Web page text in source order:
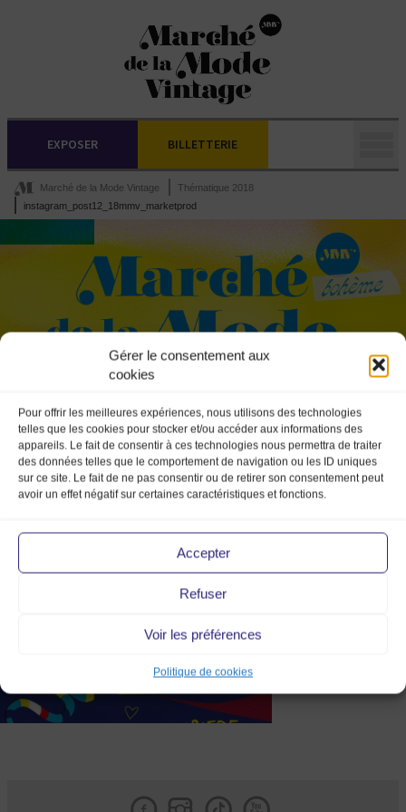
Gérer le consentement aux
cookies
Pour offrir les meilleures expériences, nous utilisons des technologies
telles que les cookies pour stocker et/ou accéder aux informations des
appareils. Le fait de consentir à ces technologies nous permettra de traiter
des données telles que le comportement de navigation ou les ID uniques
sur ce site. Le fait de ne pas consentir ou de retirer son consentement peut
avoir un effet négatif sur certaines caractéristiques et fonctions.
Accepter
Refuser
Voir les préférences
Politique de cookies
EXPOSER BILLETTERIE
Marché de la Mode Vintage
Thématique 2018
instagram_post12_18mmv_marketprod